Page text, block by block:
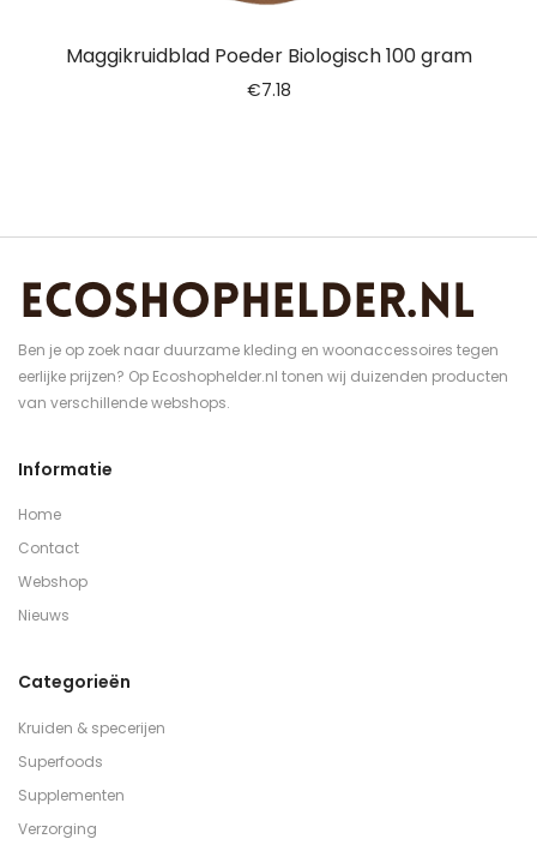
Maggikruidblad Poeder Biologisch 100 gram
€7.18
Ben je op zoek naar duurzame kleding en woonaccessoires tegen
eerlijke prijzen? Op Ecoshophelder.nl tonen wij duizenden producten
van verschillende webshops.
Informatie
Home
Contact
Webshop
Nieuws
Categorieën
Kruiden & specerijen
Superfoods
Supplementen
Verzorging